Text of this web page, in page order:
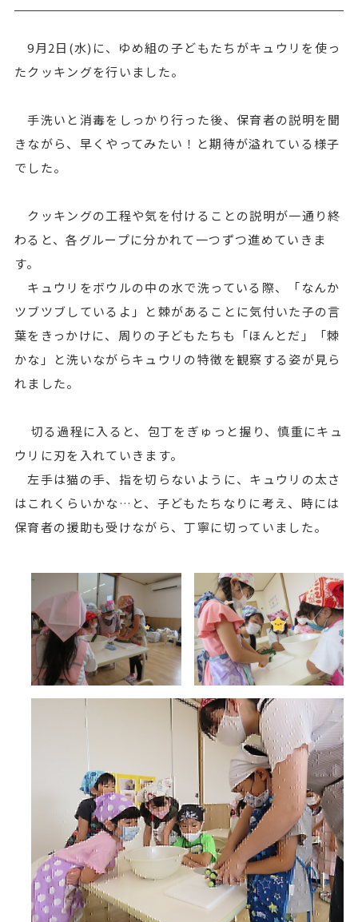
9月2日(水)に、ゆめ組の子どもたちがキュウリを使っ
たクッキングを行いました。
手洗いと消毒をしっかり行った後、保育者の説明を聞
きながら、早くやってみたい！と期待が溢れている様子
でした。
クッキングの工程や気を付けることの説明が一通り終
わると、各グループに分かれて一つずつ進めていきま
す。
キュウリをボウルの中の水で洗っている際、「なんか
ツブツブしているよ」と棘があることに気付いた子の言
葉をきっかけに、周りの子どもたちも「ほんとだ」「棘
かな」と洗いながらキュウリの特徴を観察する姿が見ら
れました。
切る過程に入ると、包丁をぎゅっと握り、慎重にキュ
ウリに刃を入れていきます。
左手は猫の手、指を切らないように、キュウリの太さ
はこれくらいかな…と、子どもたちなりに考え、時には
保育者の援助も受けながら、丁寧に切っていました。